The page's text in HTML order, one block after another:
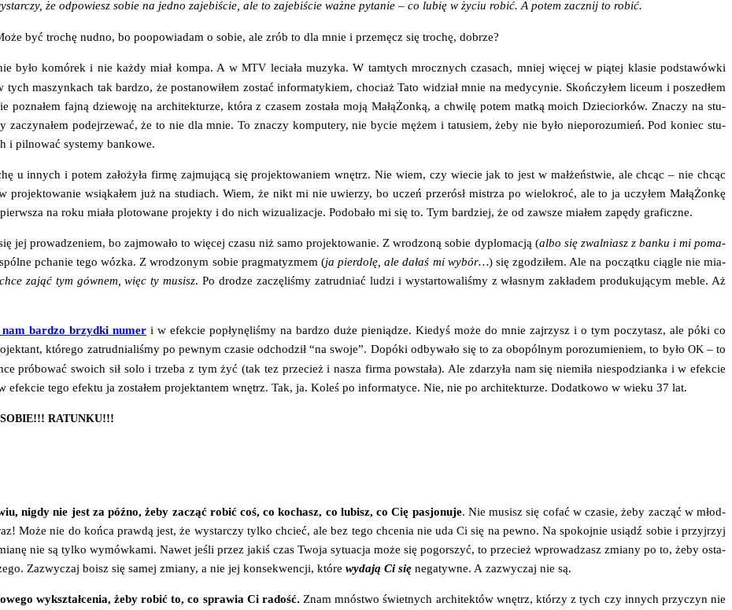
że odpo­wiesz sobie na jed­no zaje­bi­ście, ale to zaje­bi­ście waż­ne pyta­nie – co lubię w życiu robić. A potem zacznij to robić.
być tro­chę nud­no, bo poopo­wia­dam o sobie, ale zrób to dla mnie i prze­męcz się tro­chę, dobrze?
było komó­rek i nie każ­dy miał kom­pa. A wMTV lecia­ła muzy­ka. W tam­tych mrocz­nych cza­sach, mniej wię­cej w pią­tej kla­sie pod­sta­wów­ki
maszyn­kach tak bar­dzo, że posta­no­wi­łem zostać infor­ma­ty­kiem, cho­ciaż Tato widział mnie na medy­cy­nie. Skoń­czy­łem liceum i posze­dłem
pozna­łem faj­ną dzie­wo­ję na archi­tek­tu­rze, któ­ra z cza­sem zosta­ła moją Małą­Żon­ką, a chwi­lę potem mat­ką moich Dzie­cior­ków. Zna­czy na stu­
zaczy­na­łem podej­rze­wać, że to nie dla mnie. To zna­czy kom­pu­te­ry, nie bycie mężem i tatu­siem, żeby nie było nie­po­ro­zu­mień. Pod koniec stu­
i pil­no­wać sys­te­my bankowe.
u innych i potem zało­ży­ła fir­mę zaj­mu­ją­cą się pro­jek­to­wa­niem wnętrz. Nie wiem, czy wie­cie jak to jest w mał­żeń­stwie, ale chcąc – nie chcąc
wsią­ka­łem już na stu­diach. Wiem, że nikt mi nie uwie­rzy, bo uczeń prze­rósł mistrza po wie­lo­kroć, ale to ja uczy­łem Małą­Żon­kę
na roku mia­ła plo­to­wa­ne pro­jek­ty i do nich wizu­ali­za­cje. Podo­ba­ło mi się to. Tym bar­dziej, że od zawsze mia­łem zapę­dy graficzne.
jej pro­wa­dze­niem, bo zaj­mo­wa­ło to wię­cej cza­su niż samo pro­jek­to­wa­nie. Z wro­dzo­ną sobie dyplo­ma­cją (albo się zwal­niasz z ban­ku i mi poma­
pcha­nie tego wóz­ka. Z wro­dzo­nym sobie prag­ma­ty­zmem (ja pier­do­lę, ale dałaś mi wybór…) się zgo­dzi­łem. Ale na począt­ku cią­gle nie mia­
zająć tym gów­nem, więc ty musisz. Po dro­dze zaczę­li­śmy zatrud­niać ludzi i wystar­to­wa­li­śmy z wła­snym zakła­dem pro­du­ku­ją­cym meble. Aż
nam bar­dzo brzyd­ki numer i w efek­cie popły­nę­li­śmy na bar­dzo duże pie­nią­dze. Kie­dyś może do mnie zaj­rzysz i o tym poczy­tasz, ale póki co
któ­re­go zatrud­nia­li­śmy po pew­nym cza­sie odcho­dził “na swo­je”. Dopó­ki odby­wa­ło się to za obo­pól­nym poro­zu­mie­niem, to było OK– to
pró­bo­wać swo­ich sił solo i trze­ba z tym żyć (tak tez prze­cież i nasza fir­ma powsta­ła). Ale zda­rzy­ła nam się nie­mi­ła nie­spo­dzian­ka i w efek­cie
tego efek­tu ja zosta­łem pro­jek­tan­tem wnętrz. Tak, ja. Koleś po infor­ma­ty­ce. Nie, nie po archi­tek­tu­rze. Dodat­ko­wo w wie­ku 37 lat.
SOBIE!!! RATUNKU!!!
nigdy nie jest za póź­no, żeby zacząć robić coś, co kochasz, co lubisz, co Cię pasjo­nu­je. Nie musisz się cofać w cza­sie, żeby zacząć w młod­
Może nie do koń­ca praw­dą jest, że wystar­czy tyl­ko chcieć, ale bez tego chce­nia nie uda Ci się na pew­no. Na spo­koj­nie usiądź sobie i przyj­rzyj
nie są tyl­ko wymów­ka­mi. Nawet jeśli przez jakiś czas Two­ja sytu­acja może się pogor­szyć, to prze­cież wpro­wa­dzasz zmia­ny po to, żeby osta­
Zazwy­czaj boisz się samej zmia­ny, a nie jej kon­se­kwen­cji, któ­re wyda­ją Ci się nega­tyw­ne. A zazwy­czaj nie są.
wykształ­ce­nia, żeby robić to, co spra­wia Ci radość. Znam mnó­stwo świet­nych archi­tek­tów wnętrz, któ­rzy z tych czy innych przy­czyn nie